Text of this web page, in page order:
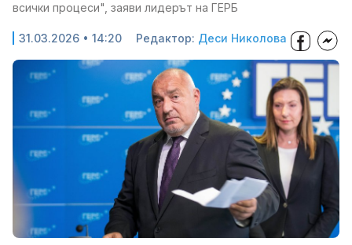
всички процеси", заяви лидерът на ГЕРБ
31.03.2026 • 14:20 Редактор: Деси Николова